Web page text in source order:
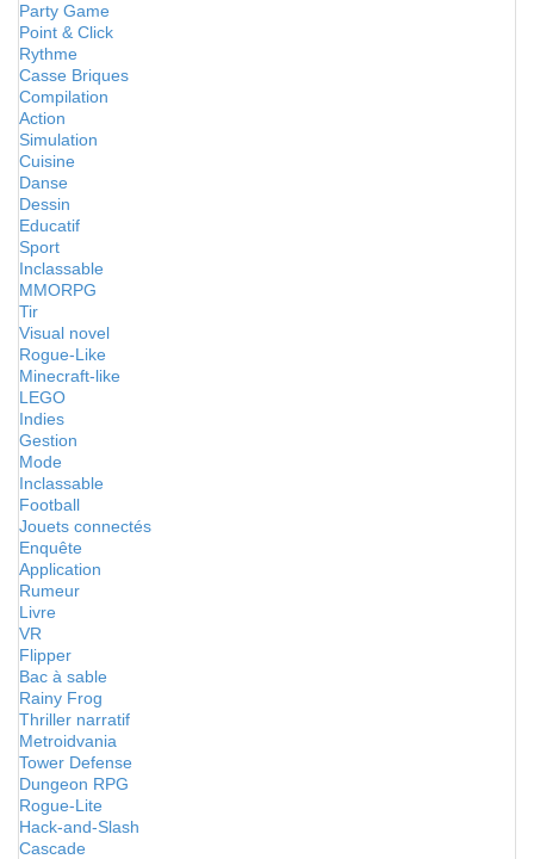
Party Game
Point & Click
Rythme
Casse Briques
Compilation
Action
Simulation
Cuisine
Danse
Dessin
Educatif
Sport
Inclassable
MMORPG
Tir
Visual novel
Rogue-Like
Minecraft-like
LEGO
Indies
Gestion
Mode
Inclassable
Football
Jouets connectés
Enquête
Application
Rumeur
Livre
VR
Flipper
Bac à sable
Rainy Frog
Thriller narratif
Metroidvania
Tower Defense
Dungeon RPG
Rogue-Lite
Hack-and-Slash
Cascade